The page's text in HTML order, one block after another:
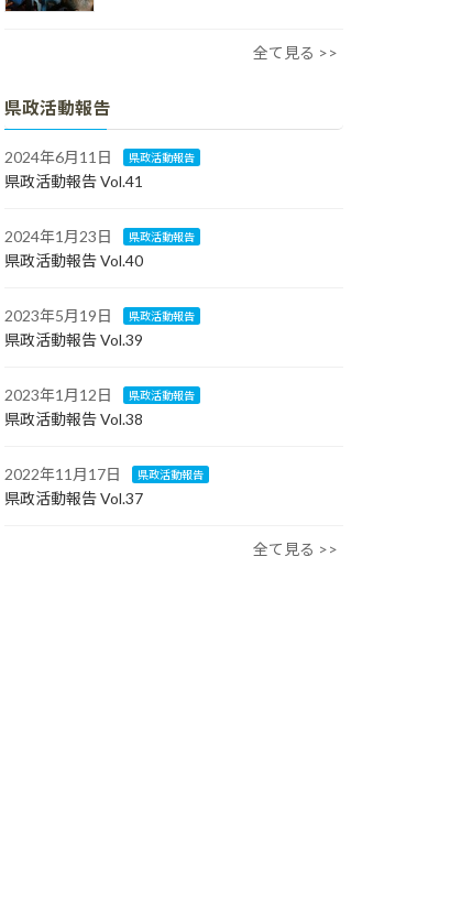
全て見る >>
県政活動報告
2024年6月11日 県政活動報告
県政活動報告 Vol.41
2024年1月23日 県政活動報告
県政活動報告 Vol.40
2023年5月19日 県政活動報告
県政活動報告 Vol.39
2023年1月12日 県政活動報告
県政活動報告 Vol.38
2022年11月17日 県政活動報告
県政活動報告 Vol.37
全て見る >>